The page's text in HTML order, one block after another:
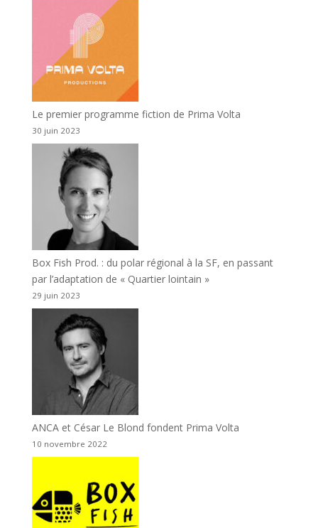
Le premier programme fiction de Prima Volta
30 juin 2023
Box Fish Prod. : du polar régional à la SF, en passant
par l’adaptation de « Quartier lointain »
29 juin 2023
ANCA et César Le Blond fondent Prima Volta
10 novembre 2022